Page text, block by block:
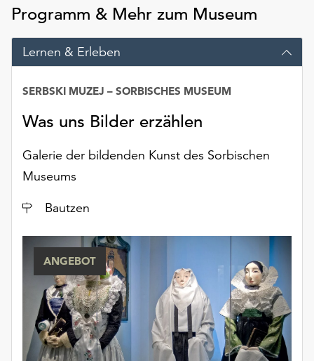
Möchten
Sie
die
verwendeten
Cookies
erreichen
die
über
die
Schaltfläche
Weitere
Informationen
finden
unserer
Datenschutzerklärung
Programm & Mehr zum Museum
Lernen & Erleben
Was uns Bilder erzählen
SERBSKI MUZEJ – SORBISCHES MUSEUM
Galerie der bildenden Kunst des Sorbischen
Museums
Ort
Bautzen
ANGEBOT